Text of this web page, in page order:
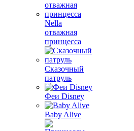
Nella
отважная
принцесса
Сказочный
патруль
Феи Disney
Baby Alive